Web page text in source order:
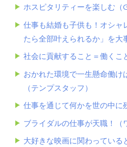
ホスピタリティーを楽しむ（
仕事も結婚も子供も！オシャ
たら全部叶えられるか」を大
社会に貢献すること＝働くこ
おかれた環境で一生懸命働け
（テンプスタッフ）
仕事を通じて何かを世の中に
ブライダルの仕事が天職！（
大好きな映画に関わっている